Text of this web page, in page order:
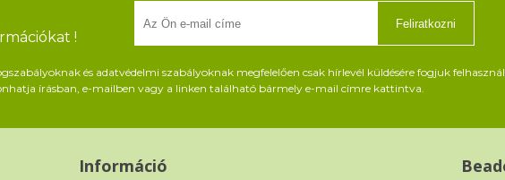
!
Feliratkozni
és adatvédelmi szabályoknak megfelelően csak hírlevél küldésére fogjuk
írásban, e-mailben vagy a linken található bármely e-mail címre kattintva.
Információ